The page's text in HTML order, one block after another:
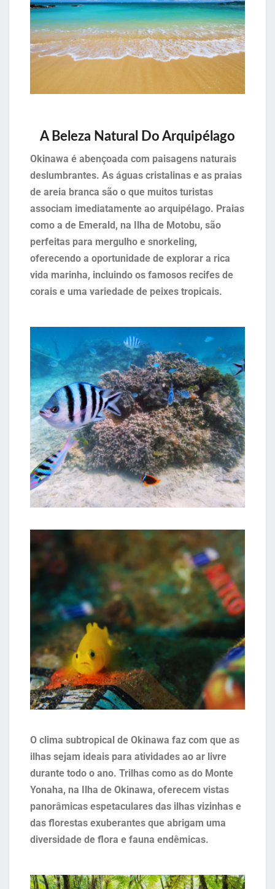
A Beleza Natural Do Arquipélago
Okinawa é abençoada com paisagens naturais
deslumbrantes. As águas cristalinas e as praias
de areia branca são o que muitos turistas
associam imediatamente ao arquipélago. Praias
como a de Emerald, na Ilha de Motobu, são
perfeitas para mergulho e snorkeling,
oferecendo a oportunidade de explorar a rica
vida marinha, incluindo os famosos recifes de
corais e uma variedade de peixes tropicais.
O clima subtropical de Okinawa faz com que as
ilhas sejam ideais para atividades ao ar livre
durante todo o ano. Trilhas como as do Monte
Yonaha, na Ilha de Okinawa, oferecem vistas
panorâmicas espetaculares das ilhas vizinhas e
das florestas exuberantes que abrigam uma
diversidade de flora e fauna endêmicas.